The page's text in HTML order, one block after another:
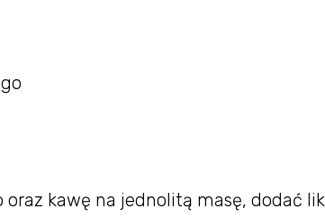
kawę na jednolitą masę, dodać